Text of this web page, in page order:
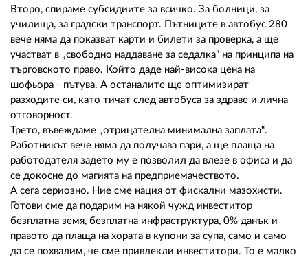
Второ, спираме субсидиите за всичко. За болници, за
училища, за градски транспорт. Пътниците в автобус 280
вече няма да показват карти и билети за проверка, а ще
участват в „свободно наддаване за седалка“ на принципа на
търговското право. Който даде най-висока цена на
шофьора - пътува. А останалите ще оптимизират
разходите си, като тичат след автобуса за здраве и лична
отговорност.
Трето, въвеждаме „отрицателна минимална заплата“.
Работникът вече няма да получава пари, а ще плаща на
работодателя задето му е позволил да влезе в офиса и да
се докосне до магията на предприемачеството.
А сега сериозно. Ние сме нация от фискални мазохисти.
Готови сме да подарим на някой чужд инвеститор
безплатна земя, безплатна инфраструктура, 0% данък и
правото да плаща на хората в купони за супа, само и само
да се похвалим, че сме привлекли инвеститори. То е малко